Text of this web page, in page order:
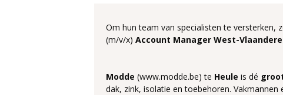
Om hun team van specialisten te versterken,
(m/v/x) Account Manager West-
Modde (www.modde.be) te Heule is dé
dak, zink, isolatie en toebehoren.